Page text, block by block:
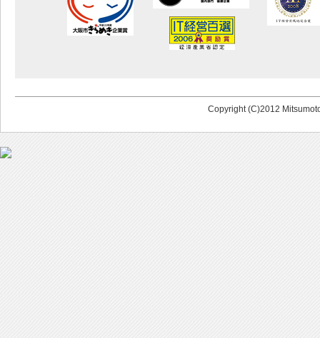
Copyright (C)2012